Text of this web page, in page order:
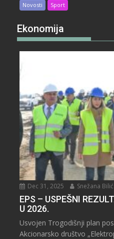
Novosti Sport
Ekonomija
Dec 31, 2025 Snežana Bilić
EPS – USPEŠNI
U 2026.
Usvojen Trogodišnji plan
Akcionarsko društvo